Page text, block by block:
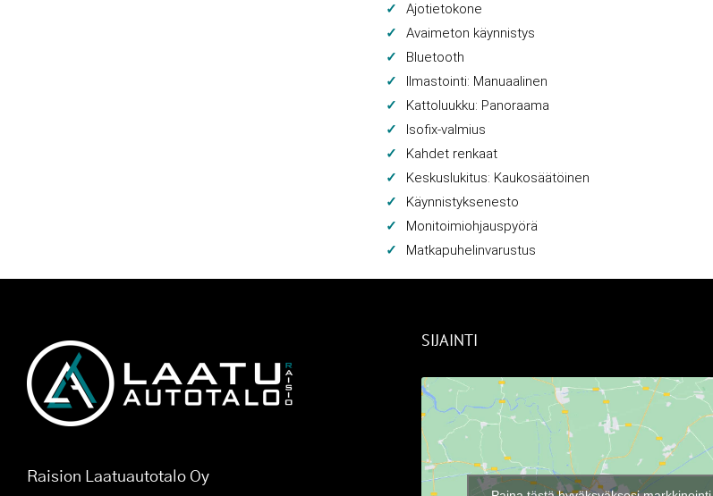
Ajotietokone
Avaimeton käynnistys
Bluetooth
Ilmastointi: Manuaalinen
Kattoluukku: Panoraama
Isofix-valmius
Kahdet renkaat
Keskuslukitus: Kaukosäätöinen
Käynnistyksenesto
Monitoimiohjauspyörä
Matkapuhelinvarustus
Raision Laatuautotalo Oy
SIJAINTI